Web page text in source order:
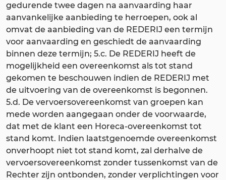
gedurende twee dagen na aanvaarding haar
aanvankelijke aanbieding te herroepen, ook al
omvat de aanbieding van de REDERIJ een termijn
voor aanvaarding en geschiedt de aanvaarding
binnen deze termijn; 5.c. De REDERIJ heeft de
mogelijkheid een overeenkomst als tot stand
gekomen te beschouwen indien de REDERIJ met
de uitvoering van de overeenkomst is begonnen.
5.d. De vervoersovereenkomst van groepen kan
mede worden aangegaan onder de voorwaarde,
dat met de klant een Horeca-overeenkomst tot
stand komt. Indien laatstgenoemde overeenkomst
onverhoopt niet tot stand komt, zal derhalve de
vervoersovereenkomst zonder tussenkomst van de
Rechter zijn ontbonden, zonder verplichtingen voor